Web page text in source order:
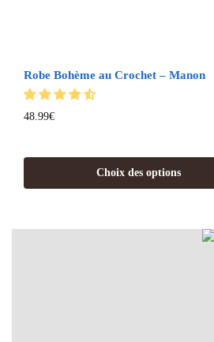
Robe Bohème au Crochet – Manon
48.99€
Choix des options